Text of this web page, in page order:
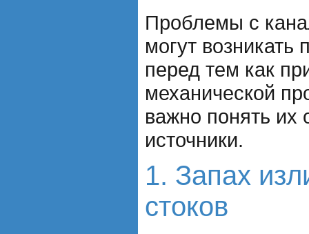
Проблемы с
могут
перед тем как
механической
важно понять
источники.
1. Запах
стоков